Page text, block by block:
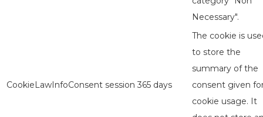
Necessary".
CookieLawInfoConsent session 365 days
The cookie is
to store the
summary of the
consent given
cookie usage. It